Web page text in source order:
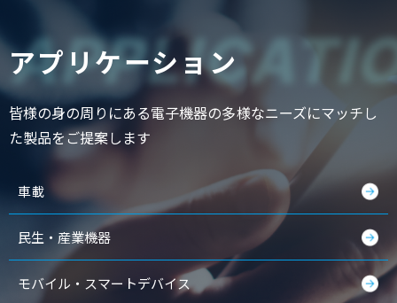
アプリケーション
皆様の身の周りにある電子機器の多様なニーズにマッチし
た製品をご提案します
車載
民生・産業機器
モバイル・スマートデバイス